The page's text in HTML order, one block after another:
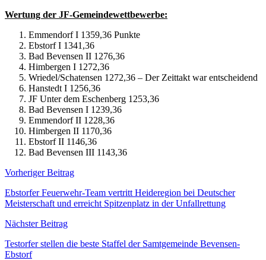
Wertung der JF-Gemeindewettbewerbe:
Emmendorf I 1359,36 Punkte
Ebstorf I 1341,36
Bad Bevensen II 1276,36
Himbergen I 1272,36
Wriedel/Schatensen 1272,36 – Der Zeittakt war entscheidend
Hanstedt I 1256,36
JF Unter dem Eschenberg 1253,36
Bad Bevensen I 1239,36
Emmendorf II 1228,36
Himbergen II 1170,36
Ebstorf II 1146,36
Bad Bevensen III 1143,36
Beitragsnavigation
Vorheriger Beitrag
Ebstorfer Feuerwehr-Team vertritt Heideregion bei Deutscher
Meisterschaft und erreicht Spitzenplatz in der Unfallrettung
Nächster Beitrag
Testorfer stellen die beste Staffel der Samtgemeinde Bevensen-
Ebstorf